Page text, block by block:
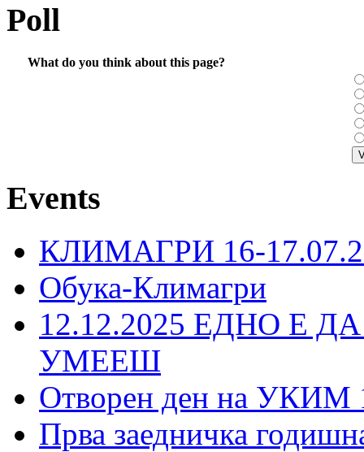
Poll
What do you think about this page?
Events
КЛИМАГРИ 16-
Обука-Климагри
12.12.2025 ЕДНО Е
УМЕЕШ
Отворен ден на УКИМ
Прва заедничка